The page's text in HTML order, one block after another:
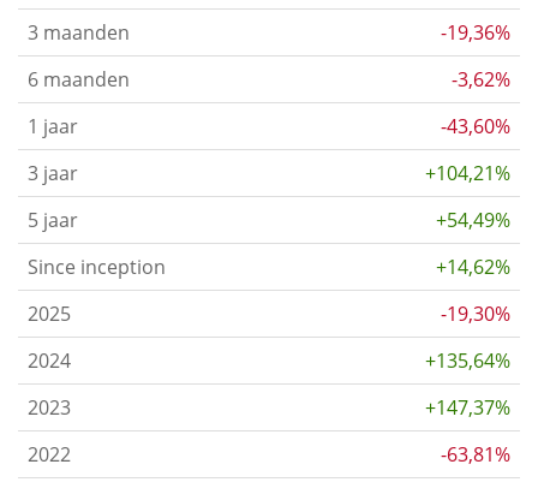
3 maanden
-19,36%
6 maanden
-3,62%
1 jaar
-43,60%
3 jaar
+104,21%
5 jaar
+54,49%
Since inception
+14,62%
2025
-19,30%
2024
+135,64%
2023
+147,37%
2022
-63,81%